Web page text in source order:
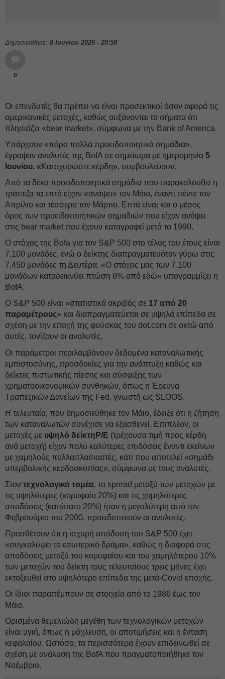
Δημοσιεύθηκε: 8 Ιουνίου 2026 - 20:58
0
Οι επενδυτές θα πρέπει να είναι προσεκτικοί όσον αφορά τις
αμερικανικές μετοχές, καθώς αυξάνονται τα σήματα ότι
πλησιάζει «bear market», σύμφωνα με την Bank of America.
Υπάρχουν «πάρα πολλά προειδοποιητικά σημάδια»,
έγραψαν αναλυτές της BofA σε σημείωμα με ημερομηνία 5
Ιουνίου. «Κατοχυρώστε κέρδη», συμβουλεύουν.
Από τα δέκα προειδοποιητικά σημάδια που παρακολουθεί η
τράπεζα τα επτά είχαν «ανάψει» τον Μάιο, έναντι πέντε τον
Απρίλιο και τέσσερα τον Μάρτιο. Επτά είναι και ο μέσος
όρος των προειδοποιητικών σημαδιών που είχαν ανάψει
στις bear market που έχουν καταγραφεί μετά το 1990.
Ο στόχος της Bofa για τον S&P 500 στο τέλος του έτους είναι
7.100 μονάδες, ενώ ο δείκτης διαπραγματευόταν γύρω στις
7.450 μονάδες τη Δευτέρα. «Ο στόχος μας των 7.100
μονάδων καταδεικνύει πτώση 6% από εδώ» υπογραμμίζει η
BofA.
Ο S&P 500 είναι «στατιστικά ακριβός σε 17 από 20
παραμέτρους» και διαπραγματεύεται σε υψηλά επίπεδα σε
σχέση με την εποχή της φούσκας του dot.com σε οκτώ από
αυτές, τονίζουν οι αναλυτές.
Οι παράμετροι περιλαμβάνουν δεδομένα καταναλωτικής
εμπιστοσύνης, προσδοκίες για την ανάπτυξη καθώς και
δείκτες πιστωτικής πίεσης και σύσφιξης των
χρηματοοικονομικών συνθηκών, όπως η Έρευνα
Τραπεζικών Δανείων της Fed, γνωστή ως SLOOS.
Η τελευταία, που δημοσιεύθηκε τον Μάιο, έδειξε ότι η ζήτηση
των καταναλωτών συνέχισε να εξασθενεί. Επιπλέον, οι
μετοχές με υψηλό δείκτηP/E (τρέχουσα τιμή προς κέρδη
ανά μετοχή) είχαν πολύ καλύτερες επιδόσεις έναντι εκείνων
με χαμηλούς πολλαπλασιαστές, κάτι που αποτελεί «σημάδι
υπερβολικής κερδοσκοπίας», σύμφωνα με τους αναλυτές.
Στον τεχνολογικό τομέα, το spread μεταξύ των μετοχών με
τις υψηλότερες (κορυφαίο 20%) και τις χαμηλότερες
αποδόσεις (κατώτατο 20%) ήταν η μεγαλύτερη από τον
Φεβρουάριο του 2000, προειδοποιούν οι αναλυτές.
Προσθέτουν ότι η ισχυρή απόδοση του S&P 500 έχει
«συγκαλύψει το εσωτερικό δράμα», καθώς η διαφορά στις
αποδόσεις μεταξύ του κορυφαίου και του χαμηλότερου 10%
των μετοχών του δείκτη τους τελευταίους τρεις μήνες έχει
εκτοξευθεί στο υψηλότερο επίπεδα της μετά-Covid εποχής.
Οι ίδιοι παραπέμπουν σε στοιχεία από το 1986 έως τον
Μάιο.
Ορισμένα θεμελιώδη μεγέθη των τεχνολογικών μετοχών
είναι υγιή, όπως η μόχλευση, οι αποτιμήσεις και η ένταση
κεφαλαίου. Ωστόσο, τα περισσότερα έχουν επιδεινωθεί σε
σχέση με ανάλυση της BofA που πραγματοποιήθηκε τον
Νοέμβριο.